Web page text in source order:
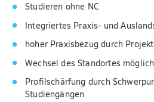
Studieren ohne NC
Integriertes Praxis- und
hoher Praxisbezug durch
Wechsel des Standortes möglich
Profilschärfung durch
Studiengängen